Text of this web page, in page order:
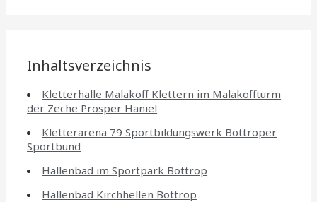
Inhaltsverzeichnis
Kletterhalle Malakoff Klettern im Malakoffturm
der Zeche Prosper Haniel
Kletterarena 79 Sportbildungswerk Bottroper
Sportbund
Hallenbad im Sportpark Bottrop
Hallenbad Kirchhellen Bottrop